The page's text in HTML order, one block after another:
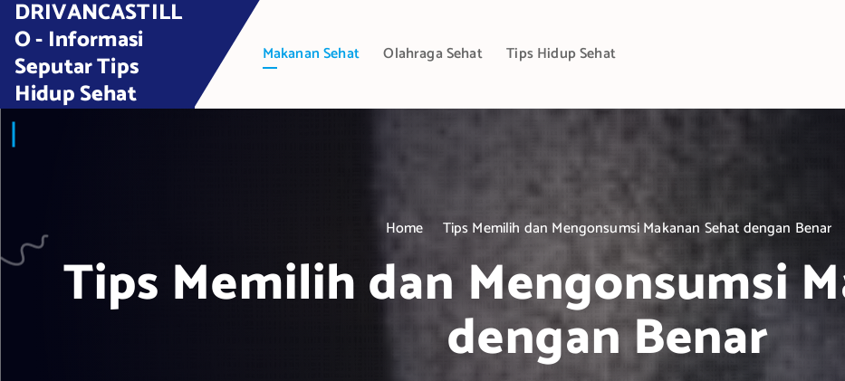
n
DRIVANCASTILL
O - Informasi
Seputar Tips
Hidup Sehat
Makanan Sehat Olahraga Sehat Tips Hidup Sehat
Home Tips Memilih dan Mengonsumsi Makanan Sehat dengan Benar
Tips Memilih dan Mengonsumsi
dengan Benar